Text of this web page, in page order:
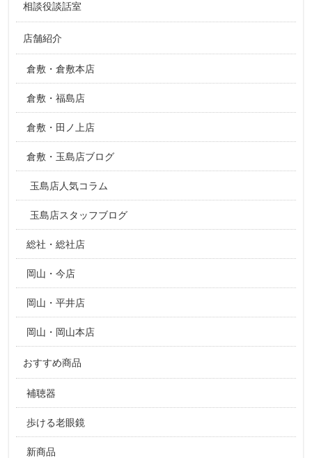
相談役談話室
店舗紹介
倉敷・倉敷本店
倉敷・福島店
倉敷・田ノ上店
倉敷・玉島店ブログ
玉島店人気コラム
玉島店スタッフブログ
総社・総社店
岡山・今店
岡山・平井店
岡山・岡山本店
おすすめ商品
補聴器
歩ける老眼鏡
新商品